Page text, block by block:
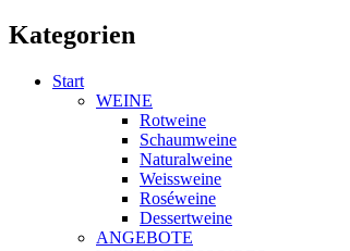
Kategorien
Start
WEINE
Rotweine
Schaumweine
Naturalweine
Weissweine
Roséweine
Dessertweine
ANGEBOTE